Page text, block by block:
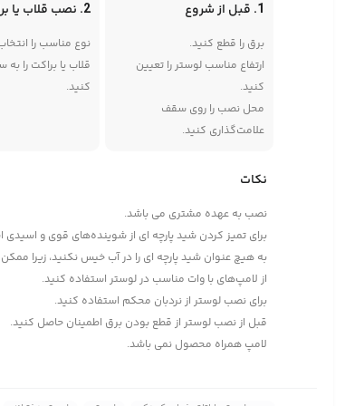
1. قبل از شروع
برق را قطع کنید.
ارتفاع مناسب لوستر را تعیین
کنید.
محل نصب را روی سقف
علامت‌گذاری کنید.
2. نصب قلاب یا براکت
نوع مناسب را
قلاب یا براکت را
کنید.
نکات
نصب به عهده مشتری می باشد.
برای تمیز کردن شید پارچه ای از شوینده‌های قوی و
به هیچ عنوان شید پارچه ای را در آب خیس نکنید، زیرا
از لامپ‌های با وات مناسب در لوستر استفاده کنید.
برای نصب لوستر از نردبان محکم استفاده کنید.
قبل از نصب لوستر از قطع بودن برق اطمینان حاصل کنید.
لامپ همراه محصول نمی باشد.